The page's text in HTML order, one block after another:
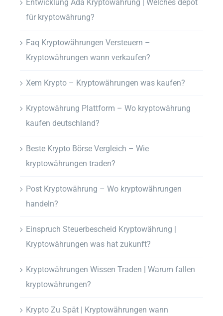
Entwicklung Ada Kryptowährung | Welches depot
für kryptowährung?
Faq Kryptowährungen Versteuern –
Kryptowährungen wann verkaufen?
Xem Krypto – Kryptowährungen was kaufen?
Kryptowährung Plattform – Wo kryptowährung
kaufen deutschland?
Beste Krypto Börse Vergleich – Wie
kryptowährungen traden?
Post Kryptowährung – Wo kryptowährungen
handeln?
Einspruch Steuerbescheid Kryptowährung |
Kryptowährungen was hat zukunft?
Kryptowährungen Wissen Traden | Warum fallen
kryptowährungen?
Krypto Zu Spät | Kryptowährungen wann